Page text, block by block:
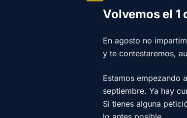
Volvemos el 1
En agosto no
y te contestaremos,
Estamos empezando
septiembre. Ya hay
Si tienes alguna